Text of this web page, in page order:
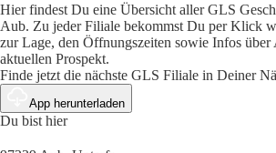
Hier findest Du eine Übersicht aller GLS
Aub. Zu jeder Filiale bekommst Du per Klick
zur Lage, den Öffnungszeiten sowie Infos über
aktuellen Prospekt.
Finde jetzt die nächste GLS Filiale in Deiner
App herunterladen
Du bist hier